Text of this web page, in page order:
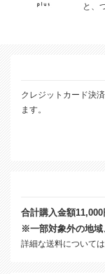
と、
クレジットカード決
ます。
合計購入金額